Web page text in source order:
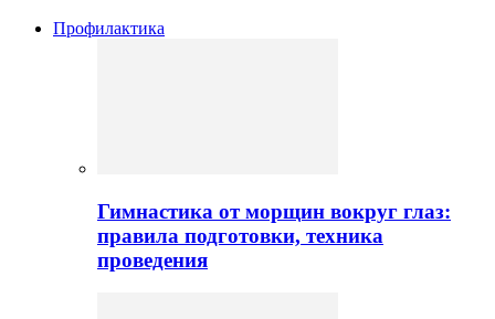
Профилактика
Гимнастика от морщин вокруг глаз:
правила подготовки, техника
проведения